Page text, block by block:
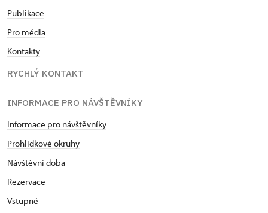
Publikace
Pro média
Kontakty
RYCHLÝ KONTAKT
INFORMACE PRO NÁVŠTĚVNÍKY
Informace pro návštěvníky
Prohlídkové okruhy
Návštěvní doba
Rezervace
Vstupné